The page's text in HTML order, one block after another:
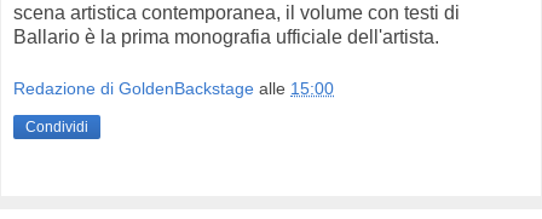
scena artistica contemporanea, il volume con testi di
Ballario è la prima monografia ufficiale dell'artista.
Redazione di GoldenBackstage alle 15:00
Condividi